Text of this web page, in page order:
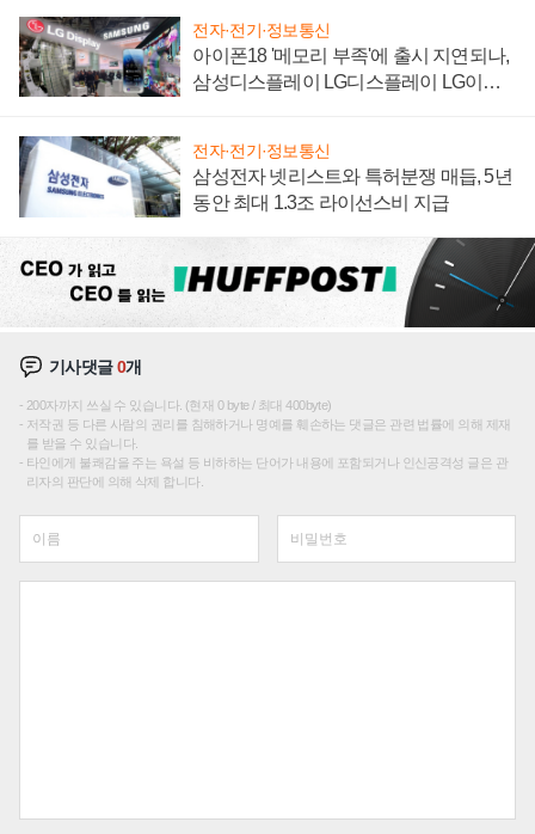
전자·전기·정보통신
아이폰18 '메모리 부족'에 출시 지연되나,
삼성디스플레이 LG디스플레이 LG이노
전자·전기·정보통신
삼성전자 넷리스트와 특허분쟁 매듭, 5년
동안 최대 1.3조 라이선스비 지급
기사댓글0개
200자까지 쓰실 수 있습니다. (현재 0 byte / 최대 400byte)
저작권 등 다른 사람의 권리를 침해하거나 명예를 훼손하는 댓글은 관련 법률에 의해 제재
를 받을 수 있습니다.
타인에게 불쾌감을 주는 욕설 등 비하하는 단어가 내용에 포함되거나 인신공격성 글은 관
리자의 판단에 의해 삭제 합니다.